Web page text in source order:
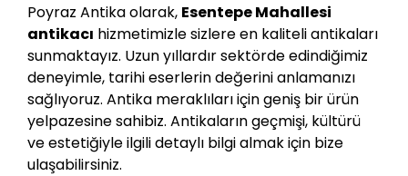
Poyraz Antika olarak, Esentepe Mahallesi
antikacı hizmetimizle sizlere en kaliteli antikaları
sunmaktayız. Uzun yıllardır sektörde edindiğimiz
deneyimle, tarihi eserlerin değerini anlamanızı
sağlıyoruz. Antika meraklıları için geniş bir ürün
yelpazesine sahibiz. Antikaların geçmişi, kültürü
ve estetiğiyle ilgili detaylı bilgi almak için bize
ulaşabilirsiniz.